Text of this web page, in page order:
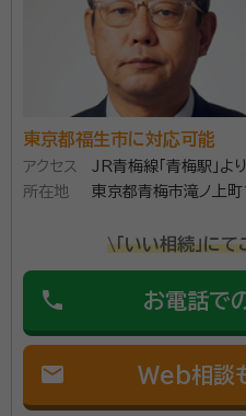
梅林行政書士事務所は遺言
ートを専門としている事務
4年間で120件超のさまざ
を手掛けさせていただき
なる相続や離婚歴のある故
の連絡先がわからない場合
ばならない手続きは変わっ
亡くされた相続人の方達は
手続きをしなければなりま
ります。相続に関してお困
にご相談ください。
資格等： 行政書士
所属団体： 東京都行政書士会町田
東京都福生市に対応可能
アクセス
JR青梅線「青梅駅」よ
所在地
東京都青梅市滝ノ上
\「いい相続」に
phone お電話で
mail Web相談